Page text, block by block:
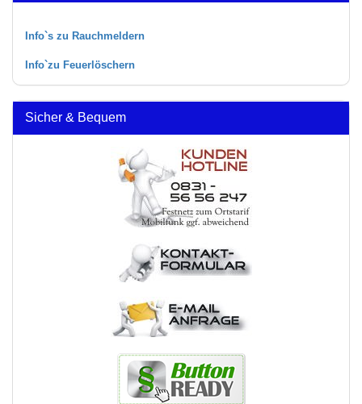
Info`s zu Rauchmeldern
Info`zu Feuerlöschern
Sicher & Bequem